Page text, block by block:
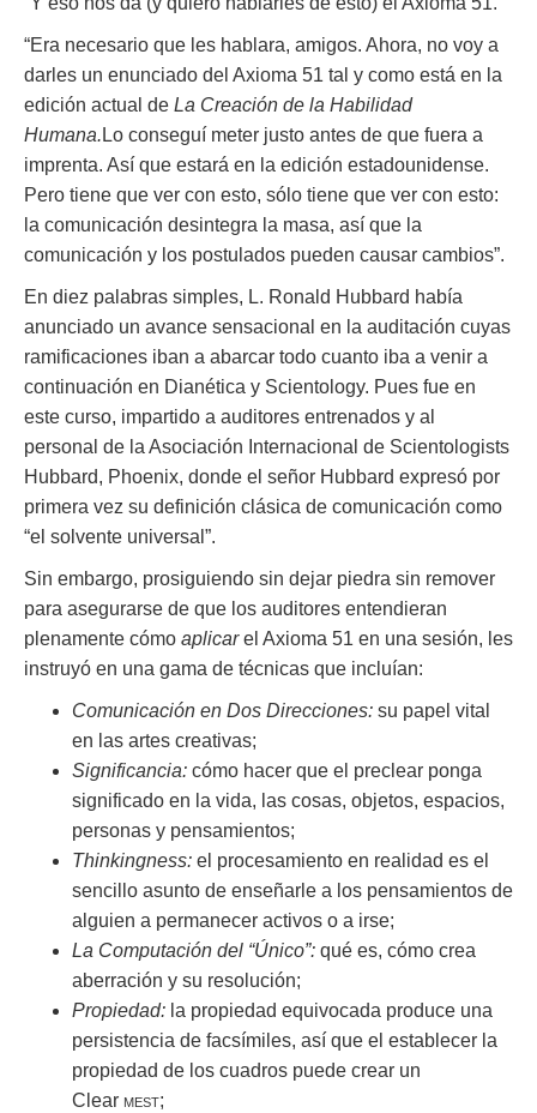
“Era necesario que les hablara, amigos. Ahora, no voy a
darles un enunciado del Axioma 51 tal y como está en la
edición actual de La Creación de la Habilidad
Humana. Lo conseguí meter justo antes de que fuera a
imprenta. Así que estará en la edición estadounidense.
Pero tiene que ver con esto, sólo tiene que ver con esto:
la comunicación desintegra la masa, así que la
comunicación y los postulados pueden causar cambios”.
En diez palabras simples, L. Ronald Hubbard había
anunciado un avance sensacional en la auditación cuyas
ramificaciones iban a abarcar todo cuanto iba a venir a
continuación en Dianética y Scientology. Pues fue en
este curso, impartido a auditores entrenados y al
personal de la Asociación Internacional de Scientologists
Hubbard, Phoenix, donde el señor Hubbard expresó por
primera vez su definición clásica de comunicación como
“el solvente universal”.
Sin embargo, prosiguiendo sin dejar piedra sin remover
para asegurarse de que los auditores entendieran
plenamente cómo aplicarel Axioma 51 en una sesión, les
instruyó en una gama de técnicas que incluían:
Comunicación en Dos Direcciones: su papel vital
en las artes creativas;
Significancia: cómo hacer que el preclear ponga
significado en la vida, las cosas, objetos, espacios,
personas y pensamientos;
Thinkingness: el procesamiento en realidad es el
sencillo asunto de enseñarle a los pensamientos de
alguien a permanecer activos o a irse;
La Computación del “Único”: qué es, cómo crea
aberración y su resolución;
Propiedad: la propiedad equivocada produce una
persistencia de facsímiles, así que el establecer la
propiedad de los cuadros puede crear un
Clear mest;